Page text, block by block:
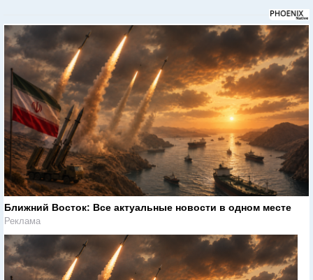
Ближний Восток: Все актуальные новости в одном месте
Реклама